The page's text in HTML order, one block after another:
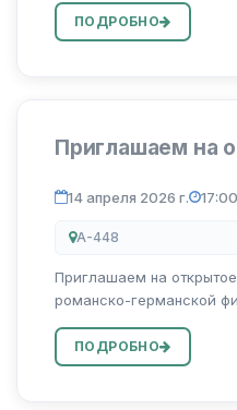
Алимбаевной будет
тему «Berufe der
ПОДРОБНО
Приглашаем на
14 апреля 2026 г. 17:00
A-448
Приглашаем на
романско-германской
ПОДРОБНО